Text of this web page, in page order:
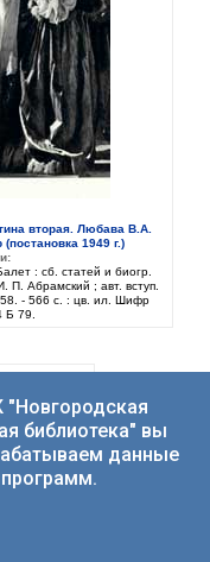
вторая. Любава В.А.
1949 г.)
: сб. статей и биогр.
П. Абрамский ; авт. вступ.
- 566 с. : цв. ил. Шифр
Б 79.
"Новгородская
библиотека" вы
данные